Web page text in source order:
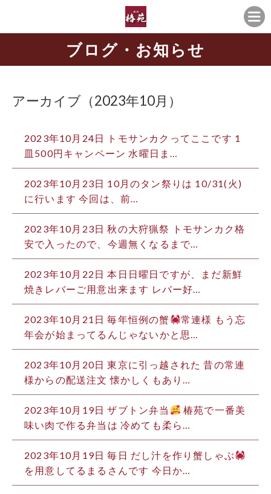
ブログ・お知らせ
アーカイブ（2023年10月）
2023年10月24日
トモサンカクってここです 1
皿500円キャンペーン 水曜日ま…
2023年10月23日 10月のタン祭りは️ 10/31(火)
に行います 今回は、前…
2023年10月23日 秋の大狩猟祭 トモサンカク格
安で入ったので、今週無くなるまで…
2023年10月22日 本日日曜日ですが、まだ新鮮
焼きレバーご用意出来ます レバー好…
2023年10月21日 毎年恒例の蟹
常連様 もう忘
年会が始まってるんじゃないかと思…
2023年10月20日 東京に引っ越された 昔の常連
様からの配送注文 懐かしくもあり…
2023年10月19日 ザブトン弁当
椿苑で一番美
味い肉で作る弁当は 冷めても柔ら…
2023年10月19日 毎日 だし汁を作り蟹しゃぶ
を用意してるまるさんです 今日か…